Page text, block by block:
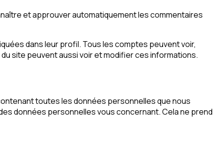
et approuver automatiquement les commentaires
dans leur profil. Tous les comptes peuvent voir,
site peuvent aussi voir et modifier ces informations.
toutes les données personnelles que nous
données personnelles vous concernant. Cela ne prend